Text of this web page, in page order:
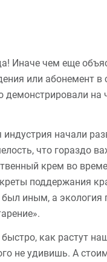
чем еще
или абонемент в
демонстрировали на
начали
что гораздо
крем во
поддержания
иным, а экология
как растут
не удивишь. А